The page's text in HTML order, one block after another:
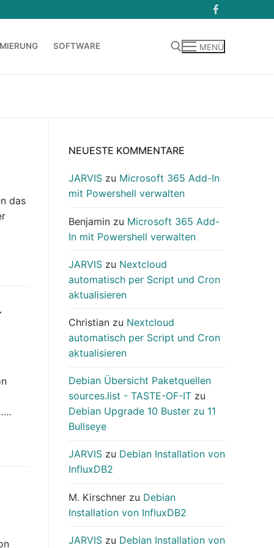
SOFTWARE MENÜ
das
NEUESTE KOMMENTARE
JARVIS zu Microsoft 365 Add-In
mit Powershell verwalten
Benjamin zu Microsoft 365 Add-
In mit Powershell verwalten
JARVIS zu Nextcloud
automatisch per Script und Cron
aktualisieren
Christian zu Nextcloud
automatisch per Script und Cron
aktualisieren
Debian Übersicht Paketquellen
sources.list - TASTE-OF-IT zu
Debian Upgrade 10 Buster zu 11
Bullseye
JARVIS zu Debian Installation von
InfluxDB2
M. Kirschner zu Debian
Installation von InfluxDB2
JARVIS zu Debian Installation von